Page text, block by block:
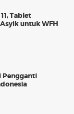
Tablet
untuk WFH
Pengganti